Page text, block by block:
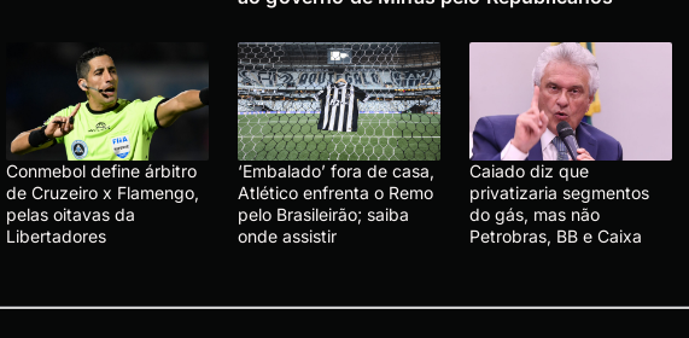
Conmebol define árbitro
de Cruzeiro x Flamengo,
pelas oitavas da
Libertadores
‘Embalado’ fora de casa,
Atlético enfrenta o Remo
pelo Brasileirão; saiba
onde assistir
Caiado diz que
privatizaria segmentos
do gás, mas não
Petrobras, BB e Caixa